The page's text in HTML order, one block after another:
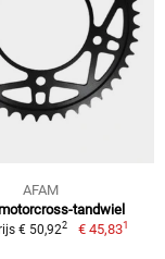
AFAM
tandwiel
€ 50,922 € 45,831